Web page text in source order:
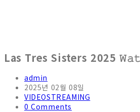
Las Tres Sisters 2025
admin
2025년 02월 08일
VIDEOSTREAMING
0 Comments